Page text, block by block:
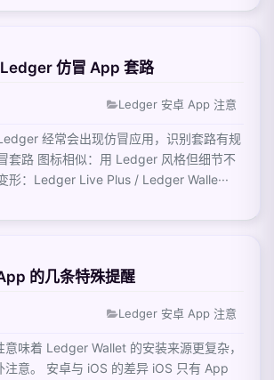
仿冒 App 套路
Ledger 安卓 App 注意
经常会出现仿冒应用，识别套路有规
套路 图标相似：用 Ledger 风格但细节不
形：Ledger Live Plus / Ledger Walle···
的几条特殊提醒
Ledger 安卓 App 注意
意味着 Ledger Wallet 的安装来源更复杂，
注意。 安卓与 iOS 的差异 iOS 只有 App